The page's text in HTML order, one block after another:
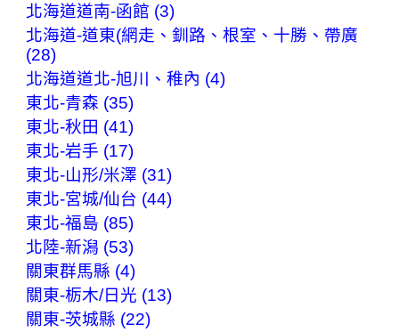
北海道道南-函館 (3)
北海道-道東(網走、釧路、根室、十勝、帶廣
(28)
北海道道北-旭川、稚內 (4)
東北-青森 (35)
東北-秋田 (41)
東北-岩手 (17)
東北-山形/米澤 (31)
東北-宮城/仙台 (44)
東北-福島 (85)
北陸-新潟 (53)
關東群馬縣 (4)
關東-栃木/日光 (13)
關東-茨城縣 (22)